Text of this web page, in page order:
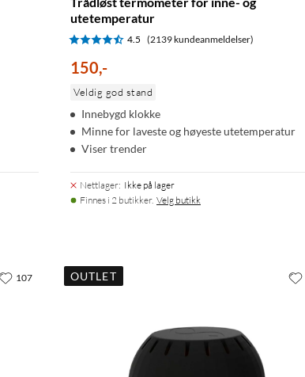
utetemperatur
4.5 (2139 kundeanmeldelser)
150,-
Veldig god stand
Innebygd klokke
Minne for laveste og høyeste utetemperatur
Viser trender
Nettlager: Ikke på lager
Finnes i 2 butikker. Velg butikk
107 OUTLET